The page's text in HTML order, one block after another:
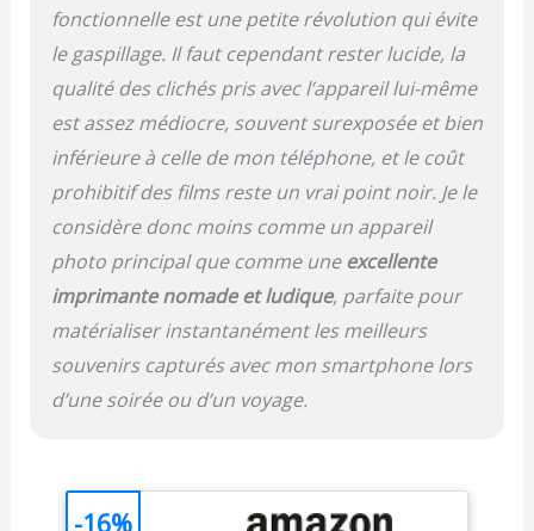
fonctionnelle est une petite révolution qui évite
le gaspillage. Il faut cependant rester lucide, la
qualité des clichés pris avec l’appareil lui-même
est assez médiocre, souvent surexposée et bien
inférieure à celle de mon téléphone, et le coût
prohibitif des films reste un vrai point noir. Je le
considère donc moins comme un appareil
photo principal que comme une excellente
imprimante nomade et ludique, parfaite pour
matérialiser instantanément les meilleurs
souvenirs capturés avec mon smartphone lors
d’une soirée ou d’un voyage.
-16%